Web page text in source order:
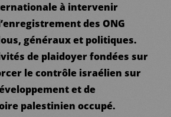
à intervenir
des ONG
généraux et politiques.
de plaidoyer fondées sur
le contrôle israélien sur
et de
palestinien occupé.